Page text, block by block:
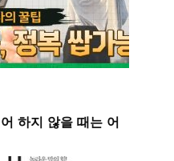
하지 않을 때는 어